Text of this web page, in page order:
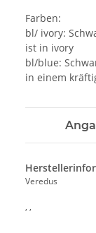
Farben:
bl/ ivory:
ist in ivory
bl/blue:
in einem
Veredus
, ,